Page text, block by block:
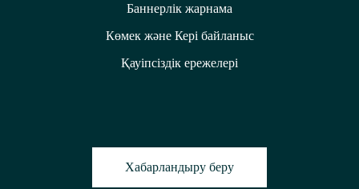
Хабарландыру беру
Баннерлік жарнама
Көмек және Кері байланыс
Қауіпсіздік ережелері